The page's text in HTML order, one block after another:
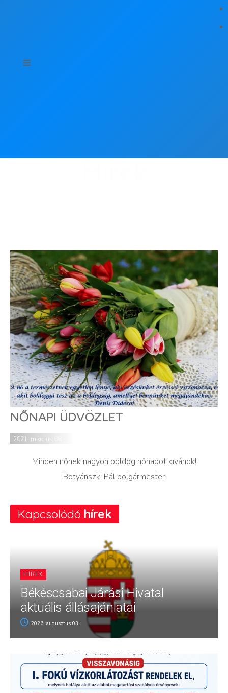
NŐNAPI ÜDVÖZLET
2021. március 08.
Minden nőnek nagyon boldog nőnapot kívánok!
Botyánszki Pál polgármester
Kapcsolódó hírek
HÍREK
Békéscsabai Járási Hivatal
aktuális állásajánlatai
2026. augusztus 03.